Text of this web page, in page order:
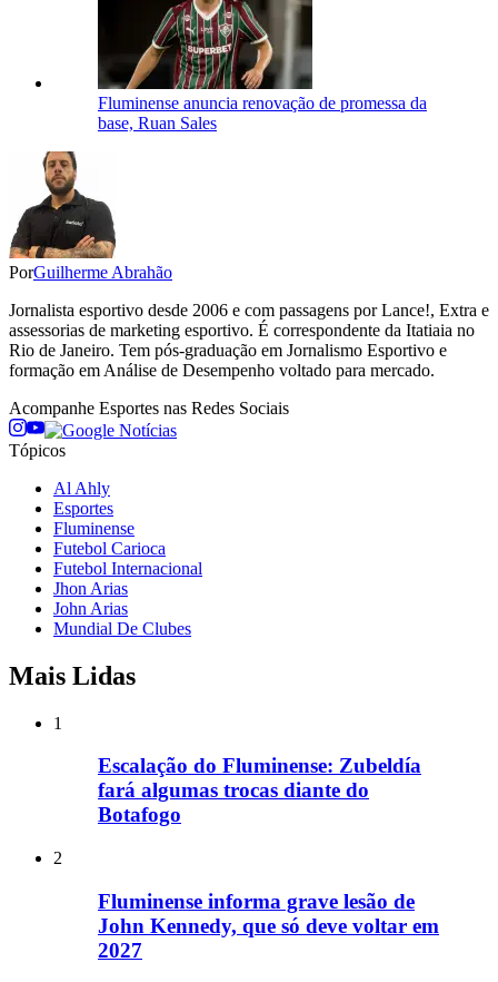
Fluminense anuncia renovação de promessa da
base, Ruan Sales
PorGuilherme Abrahão
Jornalista esportivo desde 2006 e com passagens por Lance!, Extra e
assessorias de marketing esportivo. É correspondente da Itatiaia no
Rio de Janeiro. Tem pós-graduação em Jornalismo Esportivo e
formação em Análise de Desempenho voltado para mercado.
Acompanhe Esportes nas Redes Sociais
Tópicos
Al Ahly
Esportes
Fluminense
Futebol Carioca
Futebol Internacional
Jhon Arias
John Arias
Mundial De Clubes
Mais Lidas
1
Escalação do Fluminense: Zubeldía
fará algumas trocas diante do
Botafogo
2
Fluminense informa grave lesão de
John Kennedy, que só deve voltar em
2027